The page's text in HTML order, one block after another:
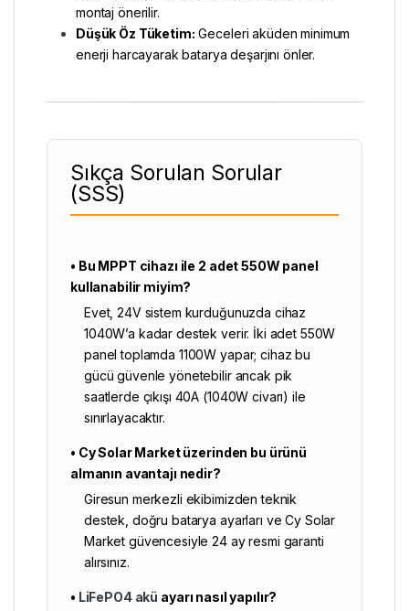
montaj önerilir.
Düşük Öz Tüketim: Geceleri aküden minimum
enerji harcayarak batarya deşarjını önler.
Sıkça Sorulan Sorular
(SSS)
• Bu MPPT cihazı ile 2 adet 550W panel
kullanabilir miyim?
Evet, 24V sistem kurduğunuzda cihaz
1040W’a kadar destek verir. İki adet 550W
panel toplamda 1100W yapar; cihaz bu
gücü güvenle yönetebilir ancak pik
saatlerde çıkışı 40A (1040W civarı) ile
sınırlayacaktır.
• Cy Solar Market üzerinden bu ürünü
almanın avantajı nedir?
Giresun merkezli ekibimizden teknik
destek, doğru batarya ayarları veCy Solar
Market güvencesiyle 24 ay resmi garanti
alırsınız.
• LiFePO4 akü ayarı nasıl yapılır?